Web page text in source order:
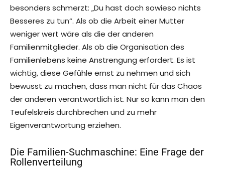
besonders schmerzt: „Du hast doch sowieso nichts
Besseres zu tun“. Als ob die Arbeit einer Mutter
weniger wert wäre als die der anderen
Familienmitglieder. Als ob die Organisation des
Familienlebens keine Anstrengung erfordert. Es ist
wichtig, diese Gefühle ernst zu nehmen und sich
bewusst zu machen, dass man nicht für das Chaos
der anderen verantwortlich ist. Nur so kann man den
Teufelskreis durchbrechen und zu mehr
Eigenverantwortung erziehen.
Die Familien-Suchmaschine: Eine Frage der
Rollenverteilung